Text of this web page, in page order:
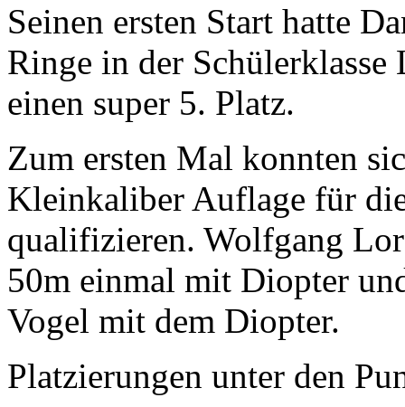
Seinen ersten Start hatte
Ringe in der Schülerklasse
einen super 5. Platz.
Zum ersten Mal konnten
Kleinkaliber Auflage für
qualifizieren. Wolfgang
50m einmal mit Diopter
Vogel mit dem Diopter.
Platzierungen unter den